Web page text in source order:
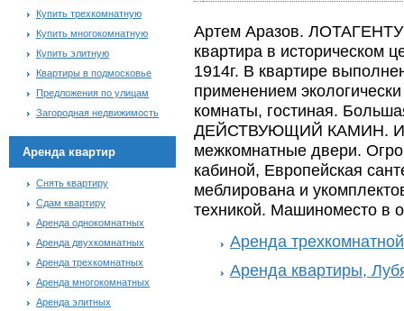
Купить трехкомнатную
Купить многокомнатную
Купить элитную
Квартиры в подмосковье
Предложения по улицам
Загородная недвижимость
Аренда квартир
Снять квартиру
Сдам квартиру
Аренда однокомнатных
Аренда двухкомнатных
Аренда трехкомнатных
Аренда многокомнатных
Аренда элитных
Артем Аразов.
квартира в историческом
1914г. В квартире
применением
комнаты, гостиная.
ДЕЙСТВУЮЩИЙ КАМИН.
межкомнатные двери.
кабиной, Европейская
меблирована и
техникой. Машиноместо в
Аренда
Аренда квартиры,